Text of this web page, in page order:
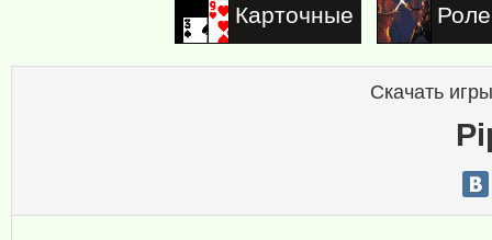
Карточные
Скачать